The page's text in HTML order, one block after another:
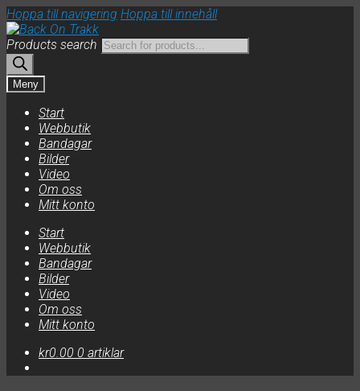
Hoppa till navigering Hoppa till innehåll
Products search
Meny
Start
Webbutik
Bandagar
Bilder
Video
Om oss
Mitt konto
Start
Webbutik
Bandagar
Bilder
Video
Om oss
Mitt konto
kr0.00 0 artiklar